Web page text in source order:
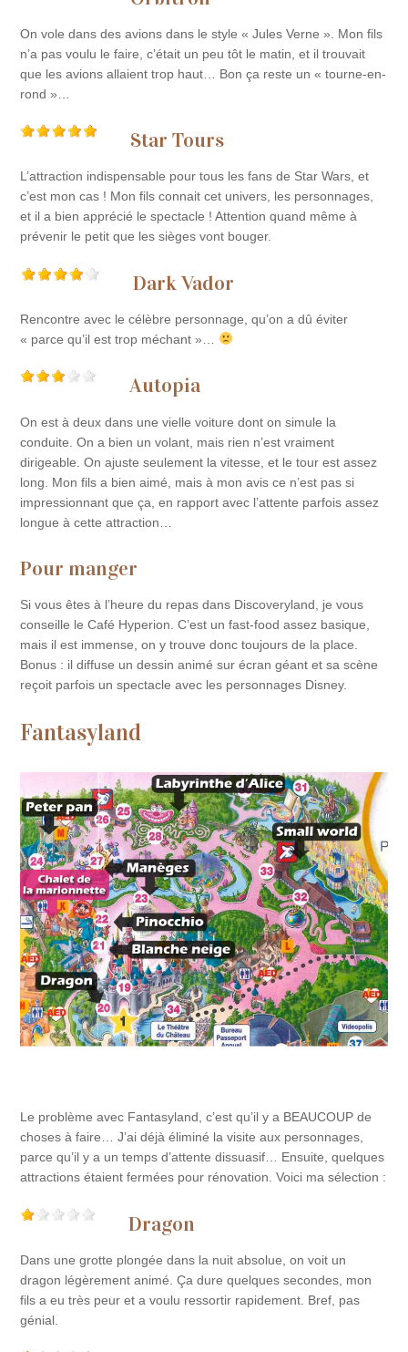
On vole dans des avions dans le style « Jules Verne ». Mon fils
n’a pas voulu le faire, c’était un peu tôt le matin, et il trouvait
que les avions allaient trop haut… Bon ça reste un « tourne-en-
rond »…
Star Tours
L’attraction indispensable pour tous les fans de Star Wars, et
c’est mon cas ! Mon fils connait cet univers, les personnages,
et il a bien apprécié le spectacle ! Attention quand même à
prévenir le petit que les sièges vont bouger.
Dark Vador
Rencontre avec le célèbre personnage, qu’on a dû éviter
« parce qu’il est trop méchant »…
Autopia
On est à deux dans une vielle voiture dont on simule la
conduite. On a bien un volant, mais rien n’est vraiment
dirigeable. On ajuste seulement la vitesse, et le tour est assez
long. Mon fils a bien aimé, mais à mon avis ce n’est pas si
impressionnant que ça, en rapport avec l’attente parfois assez
longue à cette attraction…
Pour manger
Si vous êtes à l’heure du repas dans Discoveryland, je vous
conseille le Café Hyperion. C’est un fast-food assez basique,
mais il est immense, on y trouve donc toujours de la place.
Bonus : il diffuse un dessin animé sur écran géant et sa scène
reçoit parfois un spectacle avec les personnages Disney.
Fantasyland
Le problème avec Fantasyland, c’est qu’il y a BEAUCOUP de
choses à faire… J’ai déjà éliminé la visite aux personnages,
parce qu’il y a un temps d’attente dissuasif… Ensuite, quelques
attractions étaient fermées pour rénovation. Voici ma sélection :
Dragon
Dans une grotte plongée dans la nuit absolue, on voit un
dragon légèrement animé. Ça dure quelques secondes, mon
fils a eu très peur et a voulu ressortir rapidement. Bref, pas
génial.